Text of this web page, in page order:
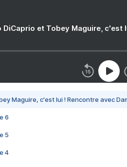
DiCaprio et Tobey Maguire, c'est
Maguire, c'est lui ! Rencontre avec
6
5
4